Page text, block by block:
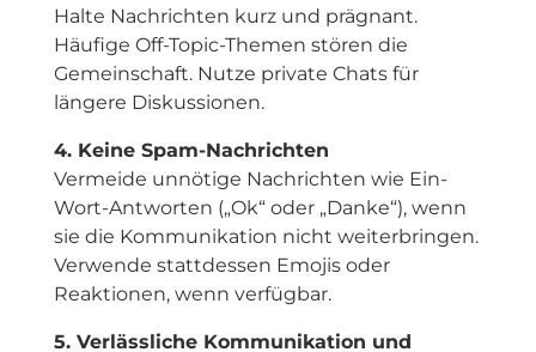
Halte Nachrichten kurz und prägnant.
Häufige Off-Topic-Themen stören die
Gemeinschaft. Nutze private Chats für
längere Diskussionen.
4. Keine Spam-Nachrichten
Vermeide unnötige Nachrichten wie Ein-
Wort-Antworten („Ok“ oder „Danke“), wenn
sie die Kommunikation nicht weiterbringen.
Verwende stattdessen Emojis oder
Reaktionen, wenn verfügbar.
5. Verlässliche Kommunikation und